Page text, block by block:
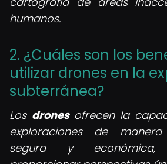
humanos.
2. ¿Cuáles son los
utilizar drones en la
subterránea?
Los dronesofrecen la
exploraciones de
segura y